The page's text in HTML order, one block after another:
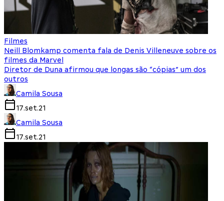
Filmes
Neill Blomkamp comenta fala de Denis Villeneuve sobre os
filmes da Marvel
Diretor de Duna afirmou que longas são “cópias” um dos
outros
Camila Sousa
17.set.21
Camila Sousa
17.set.21